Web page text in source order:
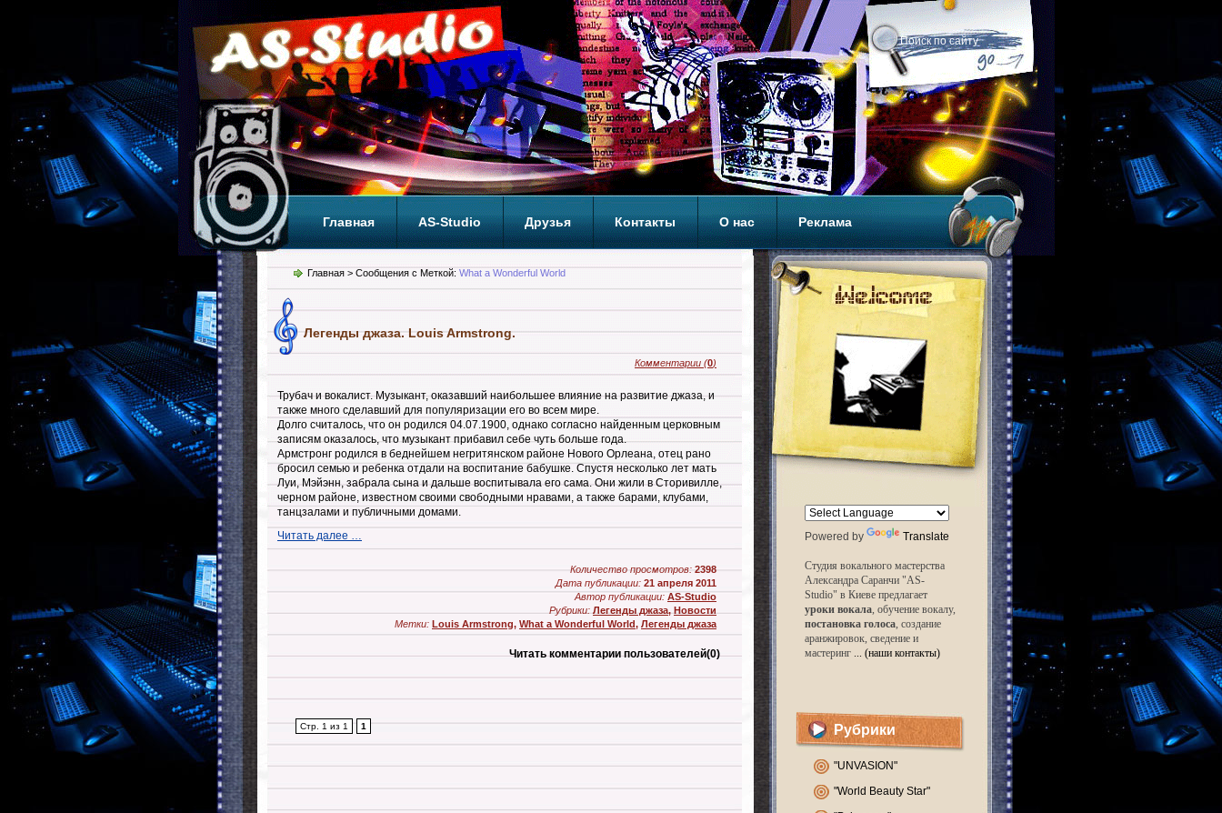
Главная AS-Studio Друзья Контакты О нас Реклама
Теги ТОП
Powered by Translate
Студия вокального мастерства
Александра Саранчи "AS-
Studio" в Киеве предлагает
уроки вокала, обучение вокалу,
постановка голоса, создание
аранжировок, сведение и
мастеринг ... (наши контакты)
Рубрики
"UNVASION"
"World Beauty Star"
Главная > Сообщения с Меткой: What a Wonderful World
Легенды джаза. Louis Armstrong.
Комментарии (0)
Трубач и вокалист. Музыкант, оказавший наибольшее влияние на развитие джаза, и
также много сделавший для популяризации его во всем мире.
Долго считалось, что он родился 04.07.1900, однако согласно найденным церковным
записям оказалось, что музыкант прибавил себе чуть больше года.
Армстронг родился в беднейшем негритянском районе Нового Орлеана, отец рано
бросил семью и ребенка отдали на воспитание бабушке. Спустя несколько лет мать
Луи, Мэйэнн, забрала сына и дальше воспитывала его сама. Они жили в Сторивилле,
черном районе, известном своими свободными нравами, а также барами, клубами,
танцзалами и публичными домами.
Читать далее …
Количество просмотров: 2398
Дата публикации: 21 апреля 2011
Автор публикации: AS-Studio
Рубрики: Легенды джаза, Новости
Метки: Louis Armstrong, What a Wonderful World, Легенды джаза
Читать комментарии пользователей(0)
Стр. 1 из 1 1